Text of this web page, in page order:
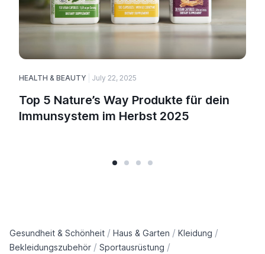
HEALTH & BEAUTY July 22, 2025
Top 5 Nature’s Way Produkte für dein
Immunsystem im Herbst 2025
Gesundheit & Schönheit / Haus & Garten / Kleidung /
Bekleidungszubehör / Sportausrüstung /